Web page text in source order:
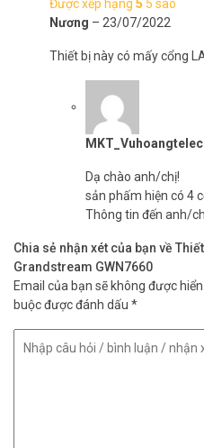
Được xếp hạng 5 5 sao
Nương – 23/07/2022
Thiết bị này có mấy cổng
Dạ chào anh/chị!
sản phấm hiện có 4
Thông tin đến anh/
Chia sẻ nhận xét của bạn về
Grandstream GWN7660
Email của bạn sẽ không được
buộc được đánh dấu *